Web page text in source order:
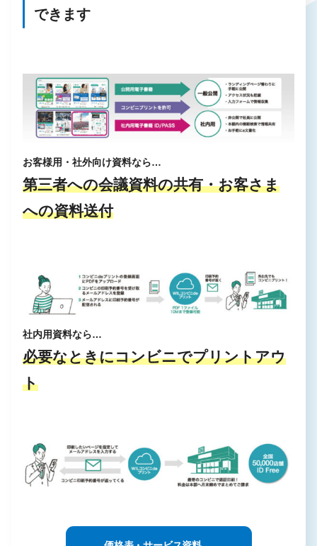
できます
お客様用・社外向け資料なら…
第三者への会議資料の共有・お客さま
への資料送付
社内用資料なら…
必要なときにコンビニでプリントアウ
ト